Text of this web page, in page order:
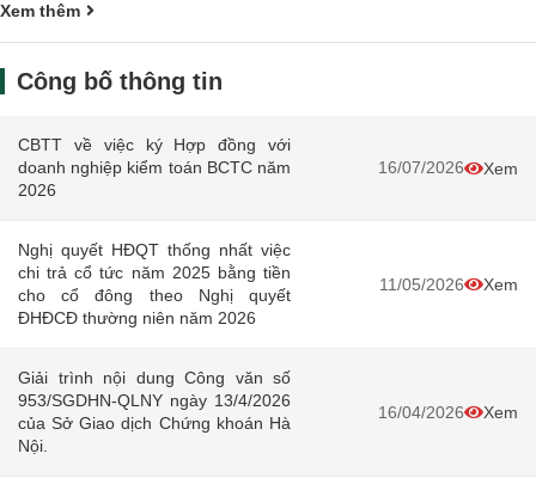
Xem thêm
Công bố thông tin
CBTT về việc ký Hợp đồng với
doanh nghiệp kiểm toán BCTC năm
2026
16/07/2026 Xem
Nghị quyết HĐQT thống nhất việc
chi trả cổ tức năm 2025 bằng tiền
cho cổ đông theo Nghị quyết
ĐHĐCĐ thường niên năm 2026
11/05/2026 Xem
Giải trình nội dung Công văn số
953/SGDHN-QLNY ngày 13/4/2026
của Sở Giao dịch Chứng khoán Hà
Nội.
16/04/2026 Xem